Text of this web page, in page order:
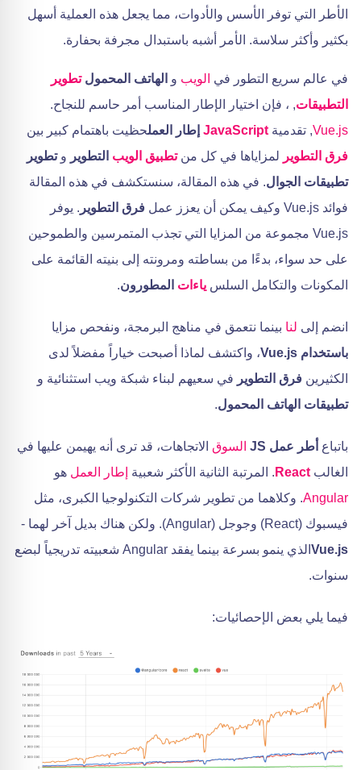
الأطر التي توفر الأسس والأدوات، مما يجعل هذه العملية أسهل
بكثير وأكثر سلاسة. الأمر أشبه باستبدال مجرفة بحفارة.
في عالم سريع التطور في الويب و الهاتف المحمولتطوير
التطبيقات, ، فإن اختيار الإطار المناسب أمر حاسم للنجاح.
Vue.js, تقدمية JavaScript إطار العملحظيت باهتمام كبير بين
فرق التطوير لمزاياها في كل منتطبيق الويب التطوير وتطوير
تطبيقات الجوال. في هذه المقالة، سنستكشف في هذه المقالة
فوائد Vue.js وكيف يمكن أن يعزز عمل
فرق التطوير . يوفر
Vue.js مجموعة من المزايا التي تجذب المتمرسين والطموحين
على حد سواء، بدءًا من بساطته ومرونته إلى بنيته القائمة على
المكونات والتكامل السلس ياءات المطورون.
انضم إلى لنا بينما نتعمق في مناهج البرمجة، ونفحص مزايا
باستخدام Vue.js
، واكتشف لماذا أصبحت خياراً مفضلاً لدى
الكثيرين فرق التطوير في سعيهم لبناء شبكة ويب استثنائية و
تطبيقات الهاتف المحمول.
باتباع أطر عمل JS السوق الاتجاهات، قد ترى أنه يهيمن عليها في
الغالب React . المرتبة الثانية الأكثر شعبية إطار العمل هو
Angular. وكلاهما من تطوير شركات التكنولوجيا الكبرى، مثل
فيسبوك (React) وجوجل (Angular). ولكن هناك بديل آخر لهما -
Vue.js
الذي ينمو بسرعة بينما يفقد Angular شعبيته تدريجياً لبضع
سنوات.
فيما يلي بعض الإحصائيات: